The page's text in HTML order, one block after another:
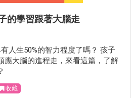
的學習跟著大腦走
人生50%的智力程度了嗎？ 孩子
應大腦的進程走，來看這篇，了解
收藏